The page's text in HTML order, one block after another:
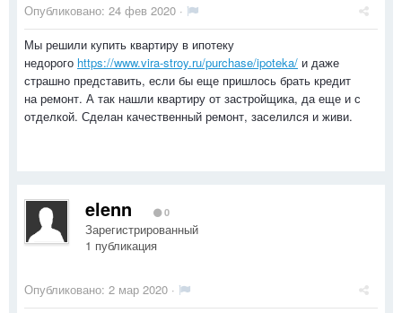
Опубликовано: 24 фев 2020 ·
Мы решили купить квартиру в ипотеку
недорого https://www.vira-stroy.ru/purchase/ipoteka/ и даже
страшно представить, если бы еще пришлось брать кредит
на ремонт. А так нашли квартиру от застройщика, да еще и с
отделкой. Сделан качественный ремонт, заселился и живи.
elenn 0
Зарегистрированный
1 публикация
Опубликовано: 2 мар 2020 ·